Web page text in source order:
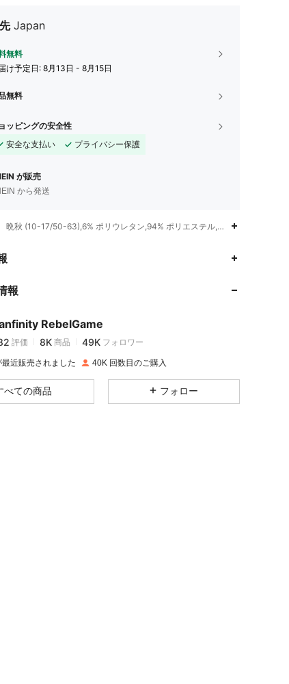
Japan
無料
け予定日:8月13日 - 8月15日
無料
ッピングの安全性
安全な支払い
プライバシー保護
が販売
から発送
晩秋 (10-17/50-63),6% ポリウレタン,94% ポリエステル,ボヘミアン/ウエス
報
RebelGame
0***t は1日前に購入しました
近販売されました 40K 回数目のご購入
べての商品 フォロー